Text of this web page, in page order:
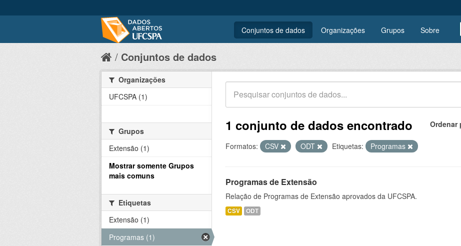
Conjuntos de dados Organizações Grupos Sobre
Conjuntos de dados
Ordenar
1 conjunto de dados encontrado
Formatos: CSV ODT Etiquetas: Programas
Programas de Extensão
Relação de Programas de Extensão aprovados da UFCSPA.
CSV ODT
Organizações
UFCSPA (1)
Grupos
Extensão (1)
Mostrar somente Grupos
mais comuns
Etiquetas
Extensão (1)
Programas (1)